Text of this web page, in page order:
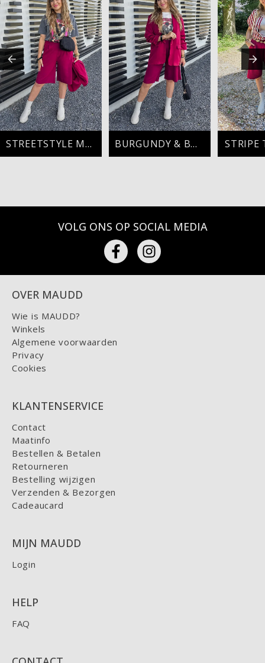
STREETSTYLE MET EEN TWIST BURGUNDY & BOLD STRIPE
VOLG ONS OP SOCIAL MEDIA
OVER MAUDD
Wie is MAUDD?
Winkels
Algemene voorwaarden
Privacy
Cookies
KLANTENSERVICE
Contact
Maatinfo
Bestellen & Betalen
Retourneren
Bestelling wijzigen
Verzenden & Bezorgen
Cadeaucard
MIJN MAUDD
Login
HELP
FAQ